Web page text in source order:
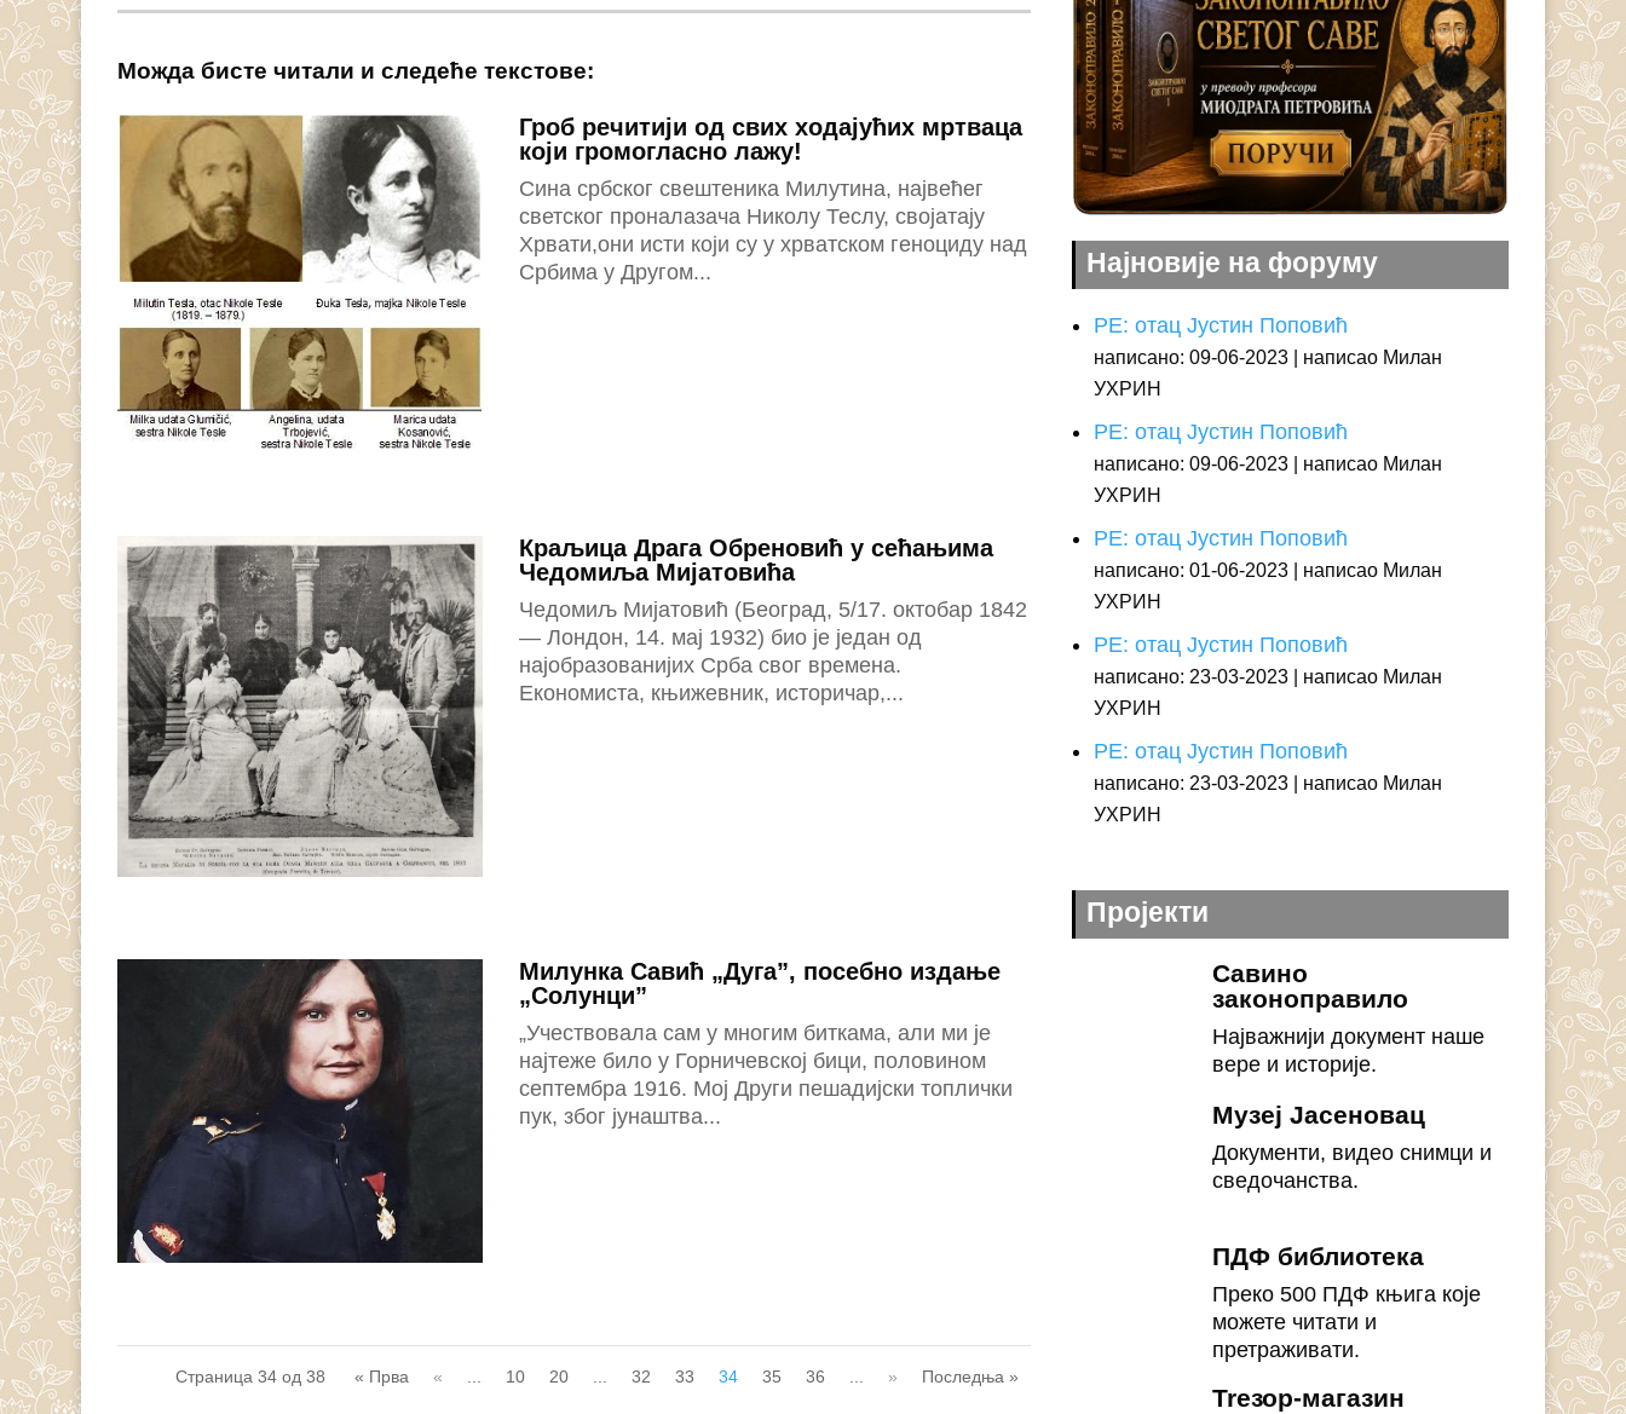
Можда бисте читали и следеће текстове:
Гроб речитији од свих ходајућих мртваца
који громогласно лажу!
Сина србског свештеника Милутина, највећег
светског проналазача Николу Теслу, својатају
Хрвати,они исти који су у хрватском геноциду над
Србима у Другом...
Краљица Драга Обреновић у сећањима
Чедомиља Мијатовића
Чедомиљ Мијатовић (Београд, 5/17. октобар 1842
— Лондон, 14. мај 1932) био је један од
најобразованијих Срба свог времена.
Економиста, књижевник, историчар,...
Милунка Савић „Дуга”, посебно издање
„Солунци”
„Учествовала сам у многим биткама, али ми је
најтеже било у Горничевској бици, половином
септембра 1916. Мој Дру­ги пешадијски топлички
пук, због јунаштва...
Страница 34 од 38 « Прва « 10 20 32 33 34 35 36 » Последња »
Најновије на форуму
РЕ: отац Јустин Поповић
написано: 09-06-2023
написао Милан
УХРИН
РЕ: отац Јустин Поповић
написано: 09-06-2023
написао Милан
УХРИН
РЕ: отац Јустин Поповић
написано: 01-06-2023
написао Милан
УХРИН
РЕ: отац Јустин Поповић
написано: 23-03-2023
написао Милан
УХРИН
РЕ: отац Јустин Поповић
написано: 23-03-2023
написао Милан
УХРИН
Пројекти
Савино
законоправило
Најважнији документ наше
вере и историје.
Музеј Јасеновац
Документи, видео снимци и
сведочанства.
ПДФ библиотека
Преко 500 ПДФ књига које
можете читати и
претраживати.
Treзор-магазин